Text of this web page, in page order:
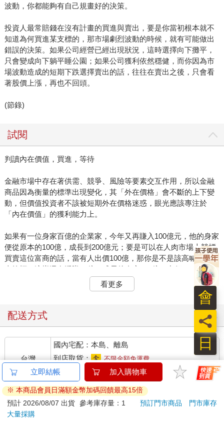
波動，你都能夠有自己規畫好的決策。
投資人最常賠錢在沒有計畫的買進與賣出，要是你當初根本就不
知道為何買進某支標的，那市場劇烈波動的時候，就有可能做出
錯誤的決策。如果公司經營已經出現狀況，這時選擇向下攤平，
只會變成向下躺平睡公園；如果公司獲利依然穩健，而你因為市
場波動造成的短期下跌選擇賣出的話，往往在賣出之後，只會看
著股價上漲，再也不回頭。
(節錄)
試閱
判讀內在價值，買進，等待
金融市場中存在著供需、競爭、風險等要素交互作用，所以金融
商品因為衡量的標準出現變化，其「外在價格」會不斷的上下變
動，但價值投資者不該被短期外在價格迷惑，眼光應該專注於
「內在價值」的獲利能力上。
如果有一位身家百億的企業家，今年又再賺入100億元，他的身家
便從原本的100億，成長到200億元；要是可以在人肉市場上競標
買賣這位富商的話，當有人出價100億，那你是不是該高喊101億
來搶標？這樣還有淨賺99億（成長後身家200億－出價101億）的
再以一家淨值為35元的A公司為例，假設它每年能賺進EPS（每
股盈餘，評估一家公司獲利與否的最直觀方式）4元，並發出1.5
元股利回饋股東，剩下的2.5元會被當成存款，鎖在保留盈餘當
中，如此公司淨值便增加至37.5元（原淨值35元＋剩下的2.5
元）；而隔年一樣賺4元、發1.5元股利，再將剩下的2.5元放入保
留盈餘之中，淨值就能成長到40元。
如果當下股價僅在30元的話，那投資人便有賺進10元的獲利空
間，換算未來，有機會賺取超過30％的價差幅度。換言之，價值
投資的過程是：鑑識內在價值→確認獲利空間→低價逐步買進→
靜待價值回歸→高價獲利賣出。
看更多
配送方式
台灣
國內宅配：本島、離島
到店取貨：
不限金額免運費
海外
國際快遞：全球
港澳店取：
立即結帳 加入購物車
※ 本商品會員日滿額金幣加碼回饋最高15倍
預計 2026/08/07 出貨 參考庫存量：1 預訂門市商品
門市庫存
大量採購
日
員
會